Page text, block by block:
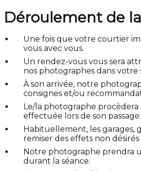
Déroulement de
Une fois que votre courtier
vous avec vous.
Un rendez-vous vous sera
nos photographes dans votre
À son arrivée, notre
consignes et/ou
Le/la photographe procèdera
effectuée lors de son
Habituellement, les garages,
remiser des effets non
Notre photographe prendra
durant la séance.